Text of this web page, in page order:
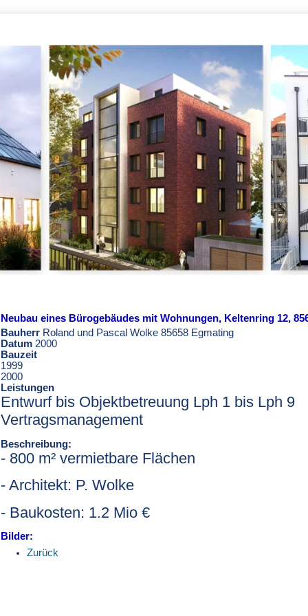
Neubau eines Bürogebäudes mit Wohnungen, Keltenring 12,
Bauherr Roland und Pascal Wolke 85658 Egmating
Datum 2000
Bauzeit
1999
2000
Leistungen
Entwurf bis Objektbetreuung Lph 1 bis Lph 9
Vertragsmanagement
Beschreibung:
- 800 m² vermietbare Flächen
- Architekt: P. Wolke
- Baukosten: 1.2 Mio €
Bilder:
Zurück